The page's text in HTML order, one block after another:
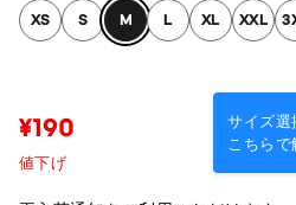
XS S M L XL XXL
サイズ選
こちらで
¥190
値下げ